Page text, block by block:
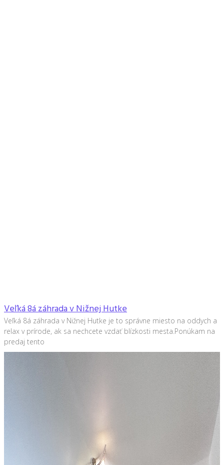
Veľká 8á záhrada v Nižnej Hutke
Veľká 8á záhrada v Nižnej Hutke je to správne miesto na oddych a
relax v prírode, ak sa nechcete vzdať blízkosti mesta.Ponúkam na
predaj tento